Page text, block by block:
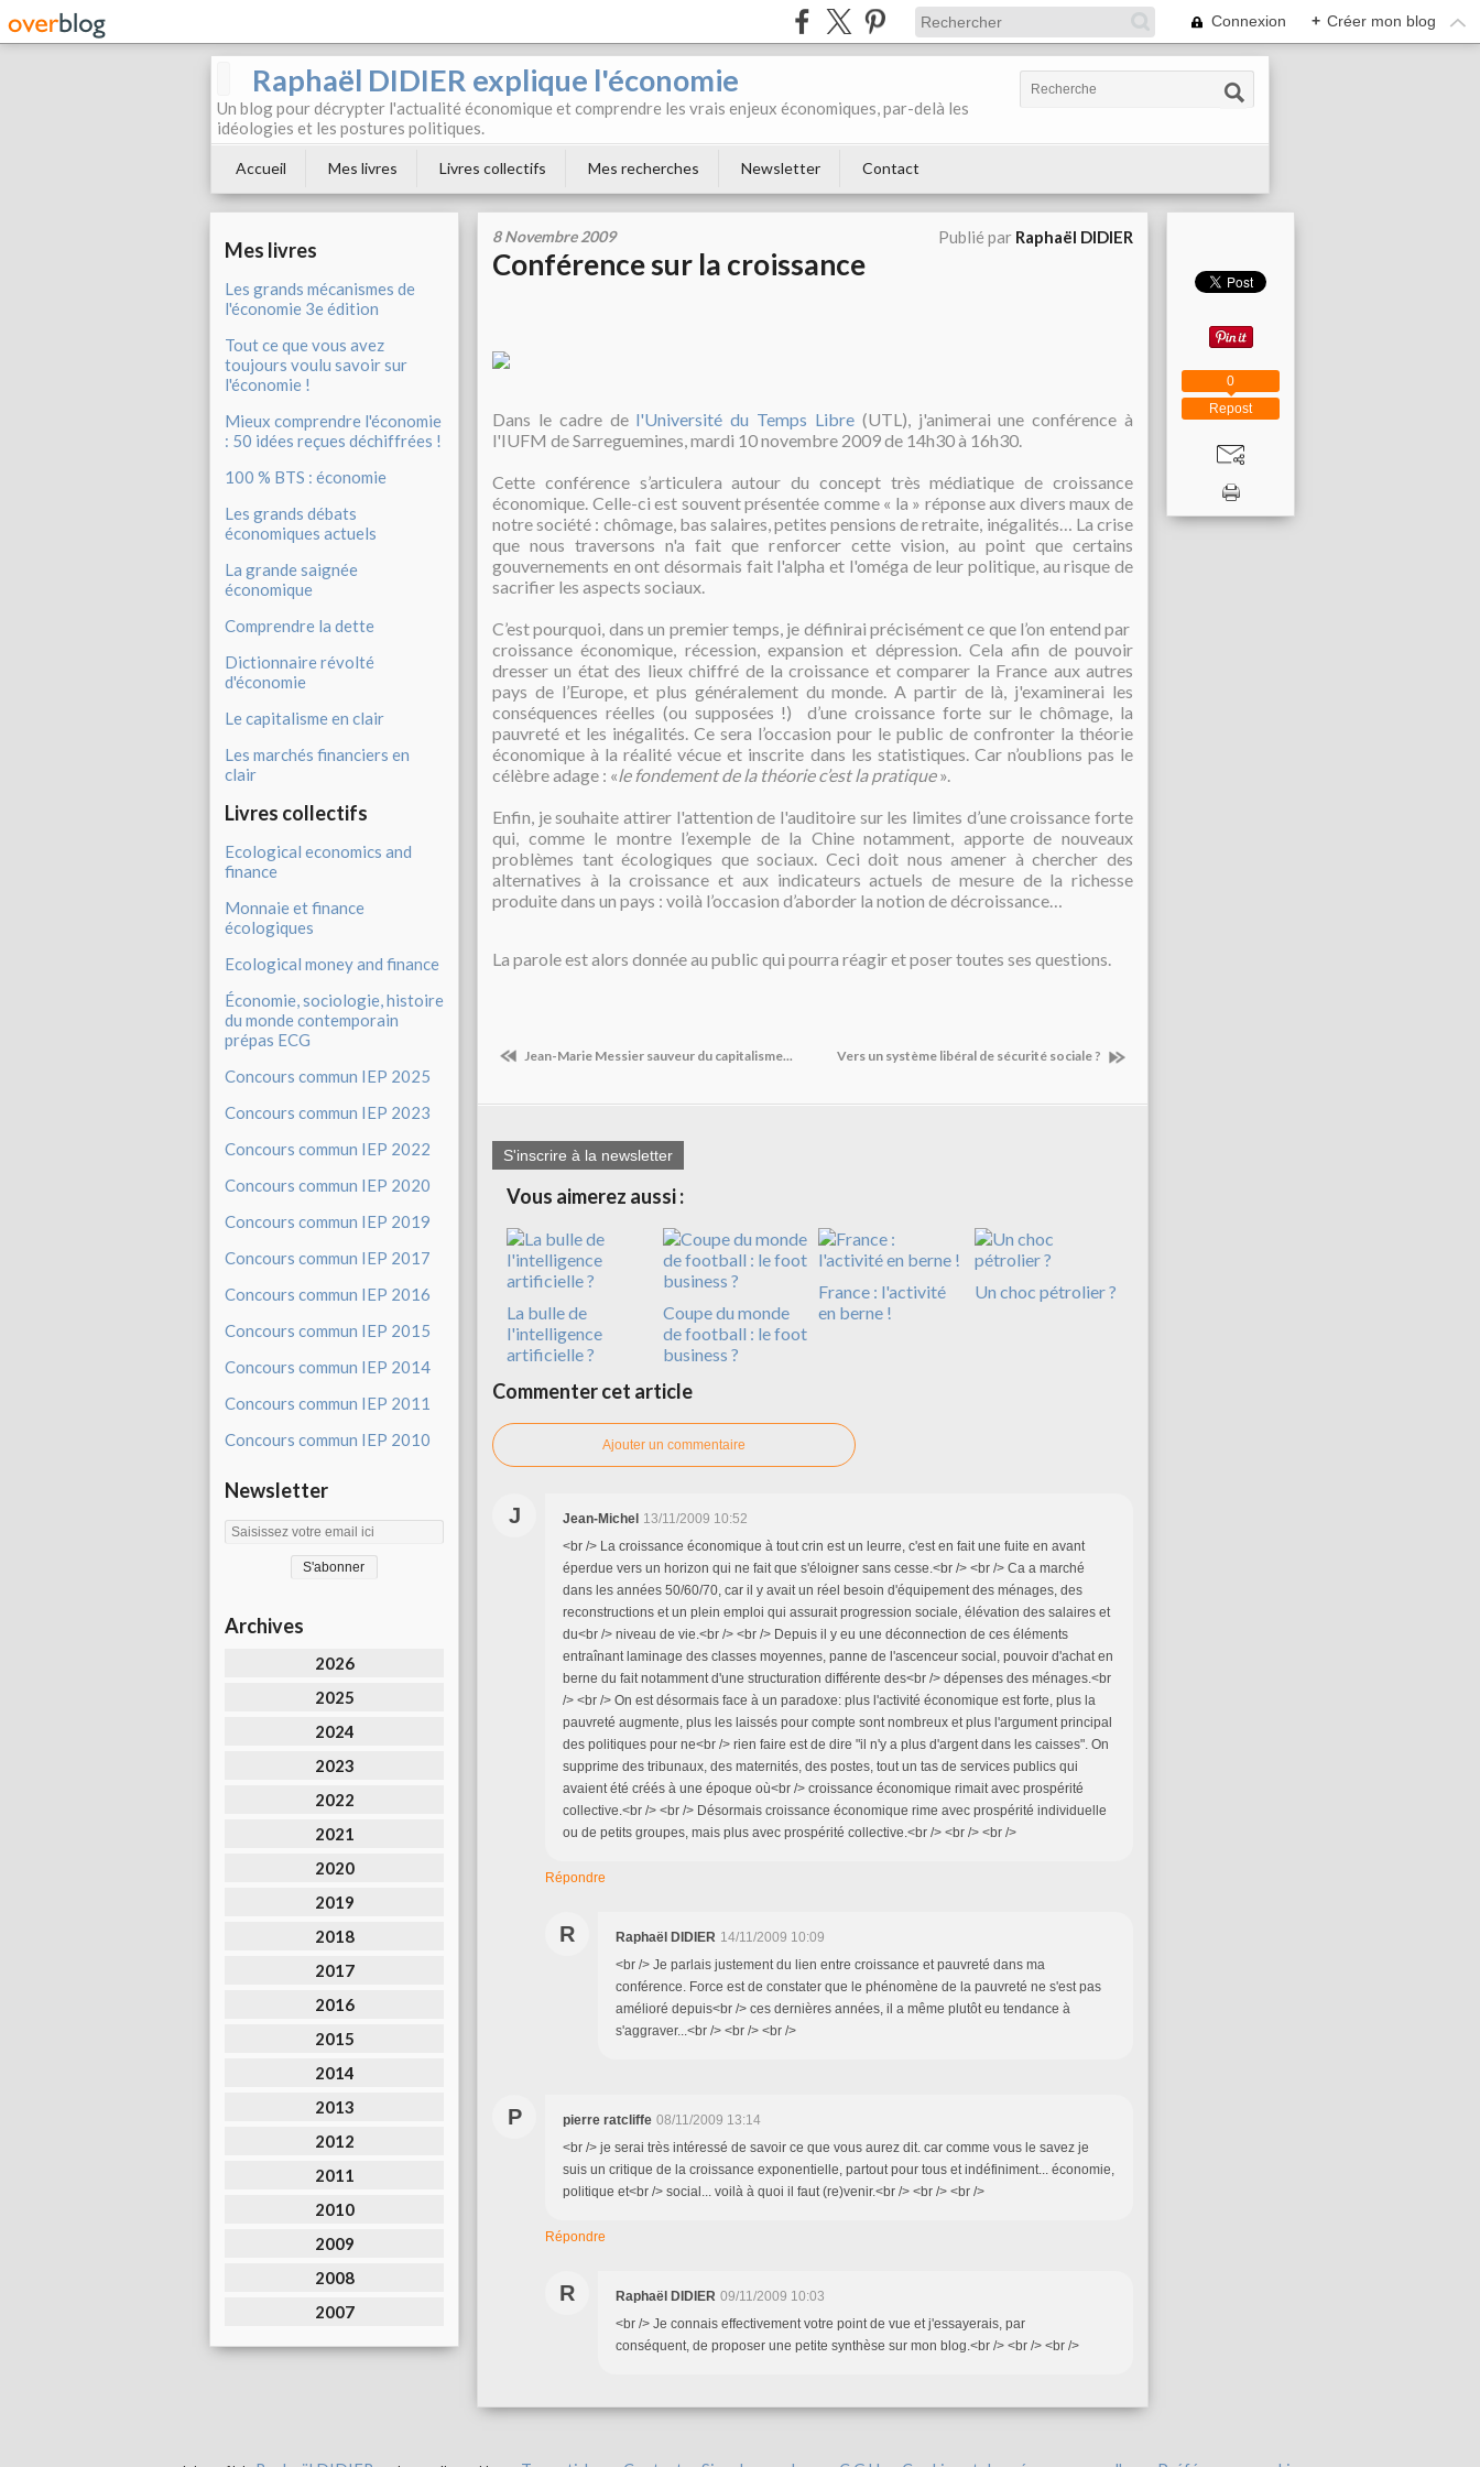
Connexion + Créer mon blog
Raphaël DIDIER explique l'économie
Un blog pour décrypter l'actualité économique et comprendre les vrais enjeux économiques, par-delà les
idéologies et les postures politiques.
Accueil Mes livres Livres collectifs Mes recherches Newsletter Contact
Mes livres
Les grands mécanismes de
l'économie 3e édition
Tout ce que vous avez
toujours voulu savoir sur
l'économie !
Mieux comprendre l'économie
: 50 idées reçues déchiffrées !
100 % BTS : économie
Les grands débats
économiques actuels
La grande saignée
économique
Comprendre la dette
Dictionnaire révolté
d'économie
Le capitalisme en clair
Les marchés financiers en
clair
Livres collectifs
Ecological economics and
finance
Monnaie et finance
écologiques
Ecological money and finance
Économie, sociologie, histoire
du monde contemporain
prépas ECG
Concours commun IEP 2025
Concours commun IEP 2023
Concours commun IEP 2022
Concours commun IEP 2020
Concours commun IEP 2019
Concours commun IEP 2017
Concours commun IEP 2016
Concours commun IEP 2015
Concours commun IEP 2014
Concours commun IEP 2011
Concours commun IEP 2010
Newsletter
Archives
2026
2025
2024
2023
2022
2021
2020
2019
2018
2017
2016
2015
2014
2013
2012
2011
2010
2009
2008
2007
8 Novembre 2009 Publié par Raphaël DIDIER
Conférence sur la croissance
Dans le cadre de l'Université du Temps Libre(UTL), j'animerai une conférence à
l'IUFM de Sarreguemines, mardi 10 novembre 2009 de 14h30 à 16h30.
Cette conférence s’articulera autour du concept très médiatique de croissance
économique. Celle-ci est souvent présentée comme « la » réponse aux divers maux de
notre société : chômage, bas salaires, petites pensions de retraite, inégalités… La crise
que nous traversons n'a fait que renforcer cette vision, au point que certains
gouvernements en ont désormais fait l'alpha et l'oméga de leur politique, au risque de
sacrifier les aspects sociaux.
C’est pourquoi, dans un premier temps, je définirai précisément ce que l’on entend par
croissance économique, récession, expansion et dépression. Cela afin de pouvoir
dresser un état des lieux chiffré de la croissance et comparer la France aux autres
pays de l’Europe, et plus généralement du monde. A partir de là, j'examinerai les
conséquences réelles (ou supposées !) d’une croissance forte sur le chômage, la
pauvreté et les inégalités. Ce sera l’occasion pour le public de confronter la théorie
économique à la réalité vécue et inscrite dans les statistiques. Car n’oublions pas le
célèbre adage : «le fondement de la théorie c’est la pratique».
Enfin, je souhaite attirer l'attention de l'auditoire sur les limites d’une croissance forte
qui, comme le montre l’exemple de la Chine notamment, apporte de nouveaux
problèmes tant écologiques que sociaux. Ceci doit nous amener à chercher des
alternatives à la croissance et aux indicateurs actuels de mesure de la richesse
produite dans un pays : voilà l’occasion d’aborder la notion de décroissance…
La parole est alors donnée au public qui pourra réagir et poser toutes ses questions.
Jean-Marie Messier sauveur du capitalisme... Vers un système libéral de sécurité sociale ?
S'inscrire à la newsletter
Vous aimerez aussi :
La bulle de
l'intelligence
artificielle ?
Coupe du monde
de football : le foot
business ?
France : l'activité
en berne !
Un choc pétrolier ?
Commenter cet article
Ajouter un commentaire
J Jean-Michel 13/11/2009 10:52
<br /> La croissance économique à tout crin est un leurre, c'est en fait une fuite en avant
éperdue vers un horizon qui ne fait que s'éloigner sans cesse.<br /> <br /> Ca a marché
dans les années 50/60/70, car il y avait un réel besoin d'équipement des ménages, des
reconstructions et un plein emploi qui assurait progression sociale, élévation des salaires et
du<br /> niveau de vie.<br /> <br /> Depuis il y eu une déconnection de ces éléments
entraînant laminage des classes moyennes, panne de l'ascenceur social, pouvoir d'achat en
berne du fait notamment d'une structuration différente des<br /> dépenses des ménages.<br
/> <br /> On est désormais face à un paradoxe: plus l'activité économique est forte, plus la
pauvreté augmente, plus les laissés pour compte sont nombreux et plus l'argument principal
des politiques pour ne<br /> rien faire est de dire "il n'y a plus d'argent dans les caisses". On
supprime des tribunaux, des maternités, des postes, tout un tas de services publics qui
avaient été créés à une époque où<br /> croissance économique rimait avec prospérité
collective.<br /> <br /> Désormais croissance économique rime avec prospérité individuelle
ou de petits groupes, mais plus avec prospérité collective.<br /> <br /> <br />
Répondre
R Raphaël DIDIER 14/11/2009 10:09
<br /> Je parlais justement du lien entre croissance et pauvreté dans ma
conférence. Force est de constater que le phénomène de la pauvreté ne s'est pas
amélioré depuis<br /> ces dernières années, il a même plutôt eu tendance à
s'aggraver...<br /> <br /> <br />
P pierre ratcliffe 08/11/2009 13:14
<br /> je serai très intéressé de savoir ce que vous aurez dit. car comme vous le savez je
suis un critique de la croissance exponentielle, partout pour tous et indéfiniment... économie,
politique et<br /> social... voilà à quoi il faut (re)venir.<br /> <br /> <br />
Répondre
R Raphaël DIDIER 09/11/2009 10:03
<br /> Je connais effectivement votre point de vue et j'essayerais, par
conséquent, de proposer une petite synthèse sur mon blog.<br /> <br /> <br />
Repost
0